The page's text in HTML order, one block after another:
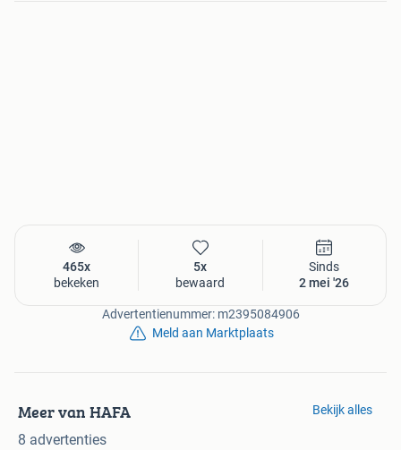
465x
bekeken
5x
bewaard
Sinds
2 mei '26
Advertentienummer: m2395084906
Meld aan Marktplaats
Meer van HAFA
8 advertenties
Bekijk alles